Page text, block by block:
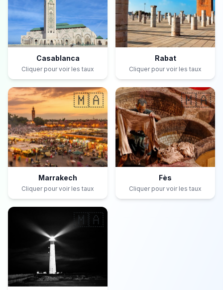
Casablanca
Cliquer pour voir les taux
Rabat
Cliquer pour voir les taux
🇲🇦
Marrakech
Cliquer pour voir les taux
🇲🇦
Fès
Cliquer pour voir les taux
🇲🇦